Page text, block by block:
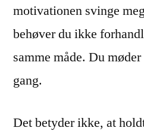
motivationen svinge
behøver du ikke
samme måde. Du
gang.
Det betyder ikke, at